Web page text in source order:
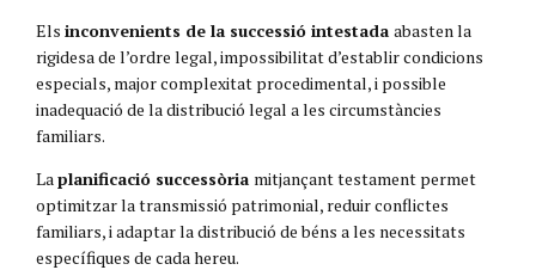
Els inconvenients de la successió intestada abasten la
rigidesa de l’ordre legal, impossibilitat d’establir condicions
especials, major complexitat procedimental, i possible
inadequació de la distribució legal a les circumstàncies
familiars.
La planificació successòria mitjançant testament permet
optimitzar la transmissió patrimonial, reduir conflictes
familiars, i adaptar la distribució de béns a les necessitats
específiques de cada hereu.